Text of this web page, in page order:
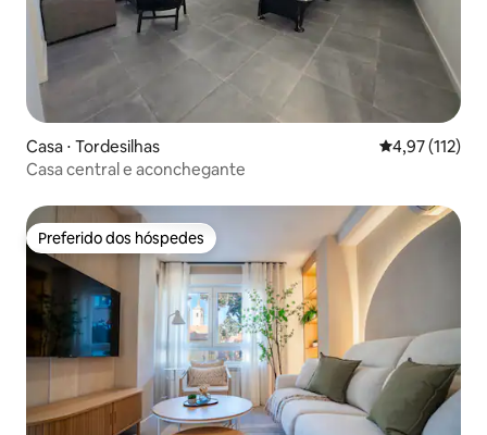
Casa ⋅ Tordesilhas 4,97 de uma
4,97 (112)
Casa central e aconchegante
Preferido dos hóspedes
Preferido dos hóspedes